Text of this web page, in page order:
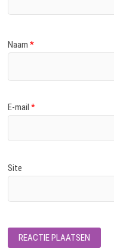
Naam*
E-mail*
Site